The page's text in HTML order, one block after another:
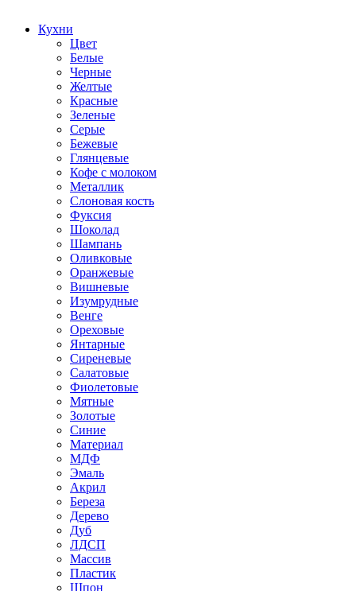
Кухни
Цвет
Белые
Черные
Желтые
Красные
Зеленые
Серые
Бежевые
Глянцевые
Кофе с молоком
Металлик
Слоновая кость
Фуксия
Шоколад
Шампань
Оливковые
Оранжевые
Вишневые
Изумрудные
Венге
Ореховые
Янтарные
Сиреневые
Салатовые
Фиолетовые
Мятные
Золотые
Синие
Материал
МДФ
Эмаль
Акрил
Береза
Дерево
Дуб
ЛДСП
Массив
Пластик
Шпон